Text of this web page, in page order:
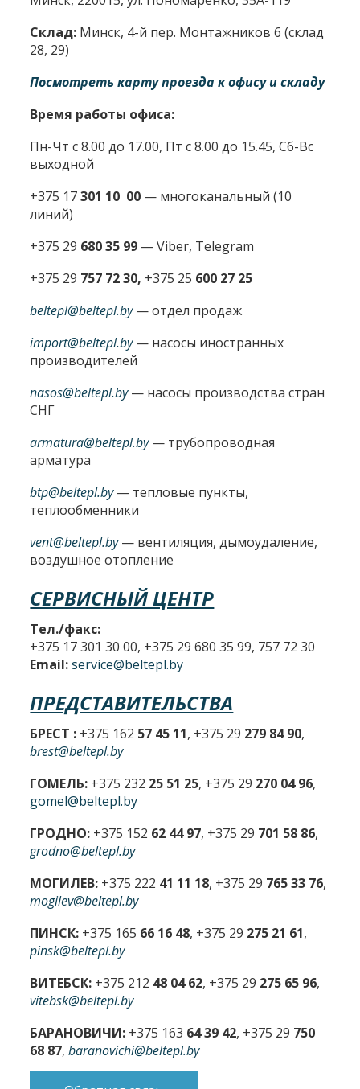
Склад: Минск, 4-й пер. Монтажников 6 (склад
28, 29)
Посмотреть карту проезда к офису и складу
Время работы офиса:
Пн-Чт с 8.00 до 17.00, Пт с 8.00 до 15.45, Сб-Вс
выходной
+375 17301 10 00 — многоканальный (10
линий)
+375 29 680 35 99 — Viber, Telegram
+375 29 757 72 30, +375 25 600 27 25
beltepl@beltepl.by— отдел продаж
import@beltepl.by— насосы иностранных
производителей
nasos@beltepl.by— насосы производства стран
СНГ
armatura@beltepl.by— трубопроводная
арматура
btp@beltepl.by— тепловые пункты,
теплообменники
vent@beltepl.by— вентиляция, дымоудаление,
воздушное отопление
СЕРВИСНЫЙ ЦЕНТР
Тел./факс:
+375 17 301 30 00, +375 29 680 35 99, 757 72 30
Email: service@beltepl.by
ПРЕДСТАВИТЕЛЬСТВА
БРЕСТ : +375 162 57 45 11, +375 29 279 84 90,
brest@beltepl.by
ГОМЕЛЬ: +375 232 25 51 25, +375 29 270 04 96,
gomel@beltepl.by
ГРОДНО: +375 152 62 44 97, +375 29 701 58 86,
grodno@beltepl.by
МОГИЛЕВ: +375 222 41 11 18, +375 29 765 33 76,
mogilev@beltepl.by
ПИНСК: +375 165 66 16 48, +375 29 275 21 61,
pinsk@beltepl.by
ВИТЕБСК: +375 212 48 04 62, +375 29 275 65 96,
vitebsk@beltepl.by
БАРАНОВИЧИ: +375 163 64 39 42, +375 29 750
68 87,baranovichi@beltepl.by